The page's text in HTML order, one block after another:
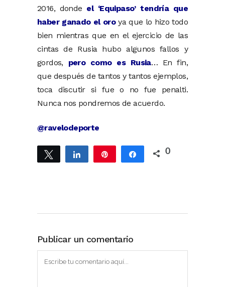
2016, donde el ‘Equipaso’ tendría que
haber ganado el oroya que lo hizo todo
bien mientras que en el ejercicio de las
cintas de Rusia hubo algunos fallos y
gordos, pero como es Rusia… En fin,
que después de tantos y tantos ejemplos,
toca discutir si fue o no fue penalti.
Nunca nos pondremos de acuerdo.
@ravelodeporte
Twittear Compartir Compartir
0
Publicar un comentario